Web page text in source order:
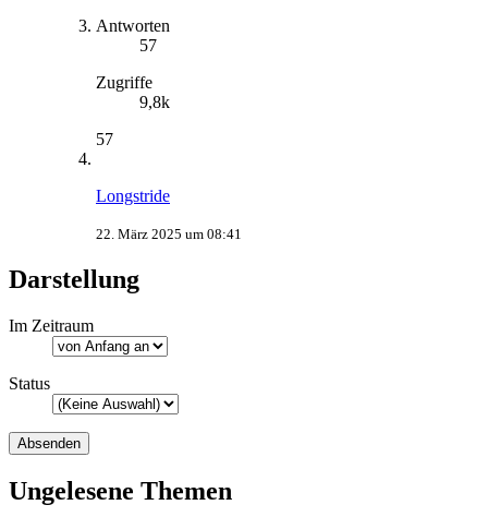
Antworten
57
Zugriffe
9,8k
57
Longstride
22. März 2025 um 08:41
Darstellung
Im Zeitraum
Status
Ungelesene Themen